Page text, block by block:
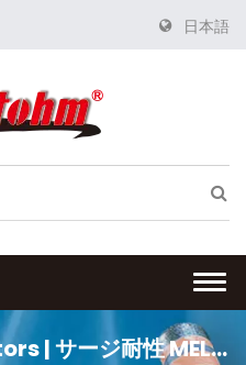
日本語
| サージ耐性 MELF